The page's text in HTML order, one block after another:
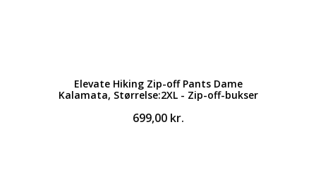
Elevate Hiking Zip-off Pants Dame
Kalamata, Størrelse:2XL - Zip-off-bukser
699,00 kr.